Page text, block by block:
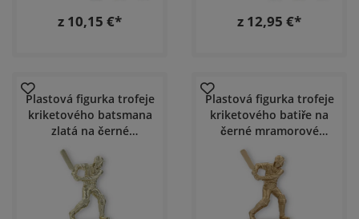
z 10,15 €* z 12,95 €*
Plastová figurka trofeje
kriketového batsmana
zlatá na černé
mramorové podstavci
Plastová figurka trofeje
kriketového batiře na
černé mramorové
podstavci